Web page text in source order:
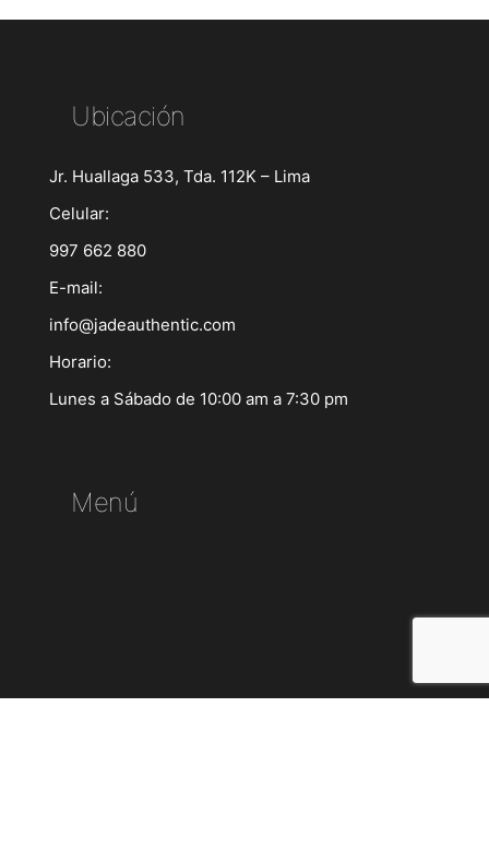
Ubicación
Jr. Huallaga 533, Tda. 112K – Lima
Celular:
997 662 880
E-mail:
info@jadeauthentic.com
Horario:
Lunes a Sábado de 10:00 am a 7:30 pm
Menú